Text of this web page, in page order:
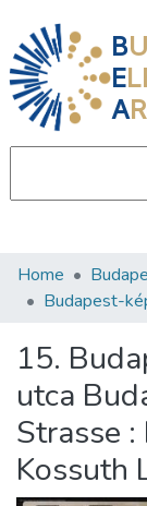
B
E
A
Communities
Statistics
About us
Home
Budapest-
15.
utca
Strasse
Kossuth